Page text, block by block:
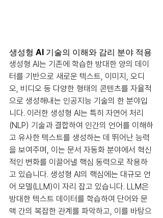
생성형 AI 기술의 이해와 감리 분야 적용
생성형 AI는 기존에 학습한 방대한 양의 데이
터를 기반으로 새로운 텍스트, 이미지, 오디
오, 비디오 등 다양한 형태의 콘텐츠를 자율적
으로 생성해내는 인공지능 기술의 한 분야입
니다. 이러한 생성형 AI는 특히 자연어 처리
(NLP) 기술과 결합하여 인간의 언어를 이해하
고 유사한 텍스트를 생성하는 데 뛰어난 능력
을 보여주며, 이는 문서 자동화 분야에서 혁신
적인 변화를 이끌어낼 핵심 동력으로 작용하
고 있습니다. 생성형 AI의 핵심에는 대규모 언
어 모델(LLM)이 자리 잡고 있습니다. LLM은
방대한 텍스트 데이터를 학습하여 단어와 문
맥 간의 복잡한 관계를 파악하고, 이를 바탕으